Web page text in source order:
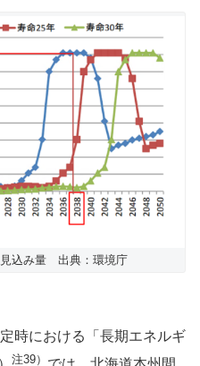
込み量 出典：環境庁
時における「長期エネルギ
注39）